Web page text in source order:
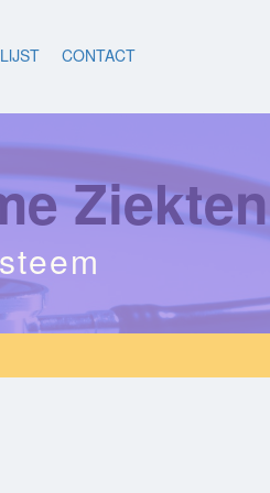
CONTACT
Ziekten